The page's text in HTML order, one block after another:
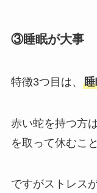
③睡眠が大事
特徴3つ目は、
赤い蛇を持つ方
を取って休むこ
ですがストレス